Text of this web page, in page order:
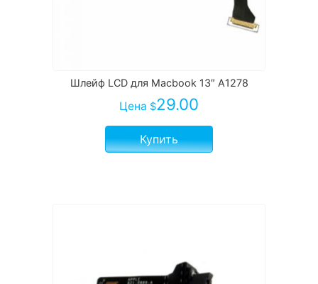
Шлейф LCD для Macbook 13″ A1278
Цена $29.00
Купить